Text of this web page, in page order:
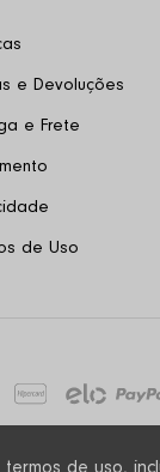
e Devoluções
e Frete
de Uso